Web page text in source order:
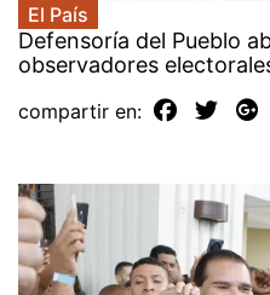
El País
Defensoría del Pueblo
observadores
compartir en: